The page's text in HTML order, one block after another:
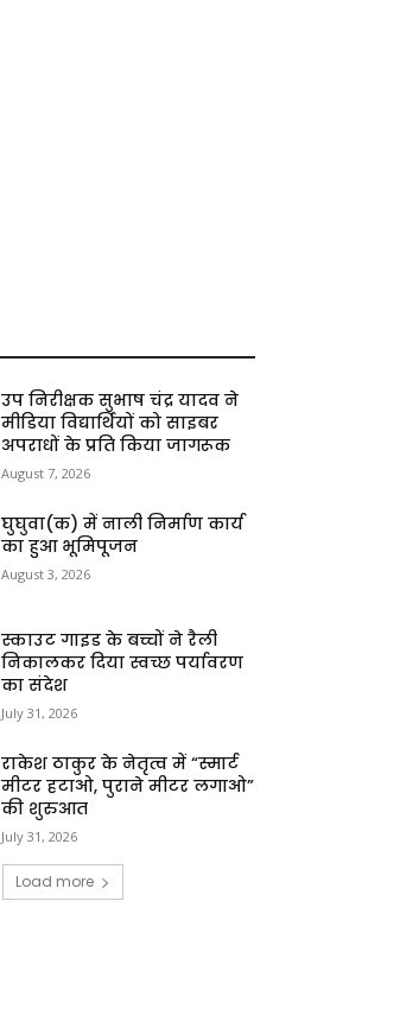
उप निरीक्षक सुभाष चंद्र यादव ने
मीडिया विद्यार्थियों को साइबर
अपराधों के प्रति किया जागरूक
August 7, 2026
घुघुवा(क) में नाली निर्माण कार्य
का हुआ भूमिपूजन
August 3, 2026
स्काउट गाइड के बच्चों ने रैली
निकालकर दिया स्वच्छ पर्यावरण
का संदेश
July 31, 2026
राकेश ठाकुर के नेतृत्व में “स्मार्ट
मीटर हटाओ, पुराने मीटर लगाओ”
की शुरुआत
July 31, 2026
Load more